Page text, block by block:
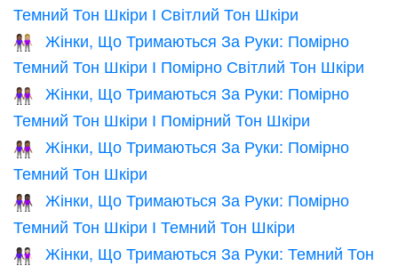
Темний Тон Шкіри І Світлий Тон Шкіри
👩🏾‍🤝‍👩🏼
Жінки, Що Тримаються За Руки: Помірно
Темний Тон Шкіри І Помірно Світлий Тон Шкіри
👩🏾‍🤝‍👩🏽
Жінки, Що Тримаються За Руки: Помірно
Темний Тон Шкіри І Помірний Тон Шкіри
👭🏾
Жінки, Що Тримаються За Руки: Помірно
Темний Тон Шкіри
👩🏾‍🤝‍👩🏿
Жінки, Що Тримаються За Руки: Помірно
Темний Тон Шкіри І Темний Тон Шкіри
👩🏿‍🤝‍👩🏻
Жінки, Що Тримаються За Руки: Темний Тон